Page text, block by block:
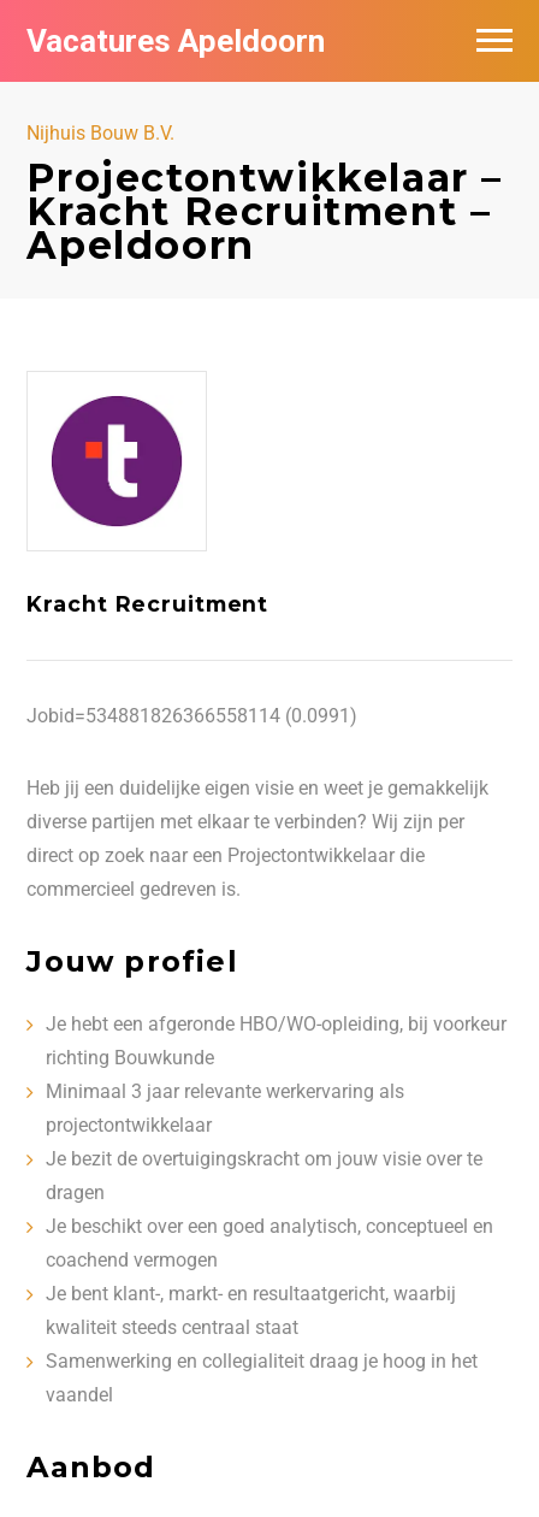
Vacatures Apeldoorn
Nijhuis Bouw B.V.
Projectontwikkelaar –
Kracht Recruitment –
Apeldoorn
Kracht Recruitment
Jobid=534881826366558114 (0.0991)
Heb jij een duidelijke eigen visie en weet je gemakkelijk
diverse partijen met elkaar te verbinden? Wij zijn per
direct op zoek naar een Projectontwikkelaar die
commercieel gedreven is.
Jouw profiel
Je hebt een afgeronde HBO/WO-opleiding, bij voorkeur
richting Bouwkunde
Minimaal 3 jaar relevante werkervaring als
projectontwikkelaar
Je bezit de overtuigingskracht om jouw visie over te
dragen
Je beschikt over een goed analytisch, conceptueel en
coachend vermogen
Je bent klant-, markt- en resultaatgericht, waarbij
kwaliteit steeds centraal staat
Samenwerking en collegialiteit draag je hoog in het
vaandel
Aanbod
Vacatures per bedrijf
De populairste vacatures in Apeldoorn
Nieuwsbrief feed